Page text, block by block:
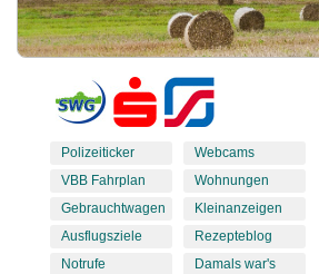
Polizeiticker
VBB Fahrplan
Gebrauchtwagen
Ausflugsziele
Notrufe
Webcams
Wohnungen
Kleinanzeigen
Rezepteblog
Damals war's